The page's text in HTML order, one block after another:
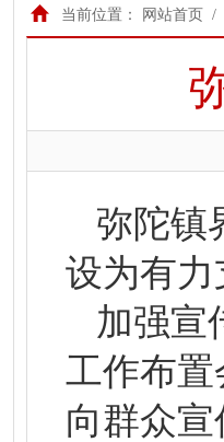
当前位置： 网站首页 /
弥陀镇
设为有
加强宣
工作布
向群众